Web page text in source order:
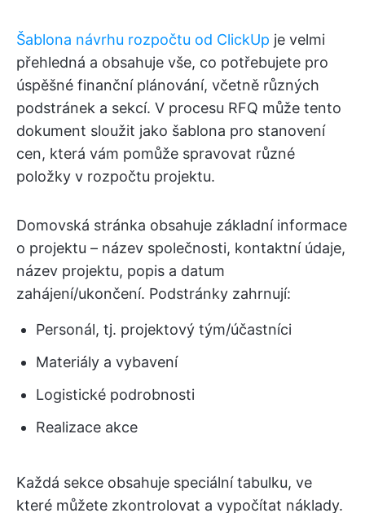
Šablona návrhu rozpočtu od ClickUp je velmi
přehledná a obsahuje vše, co potřebujete pro
úspěšné finanční plánování, včetně různých
podstránek a sekcí. V procesu RFQ může tento
dokument sloužit jako šablona pro stanovení
cen, která vám pomůže spravovat různé
položky v rozpočtu projektu.
Domovská stránka obsahuje základní informace
o projektu – název společnosti, kontaktní údaje,
název projektu, popis a datum
zahájení/ukončení. Podstránky zahrnují:
Personál, tj. projektový tým/účastníci
Materiály a vybavení
Logistické podrobnosti
Realizace akce
Každá sekce obsahuje speciální tabulku, ve
které můžete zkontrolovat a vypočítat náklady.